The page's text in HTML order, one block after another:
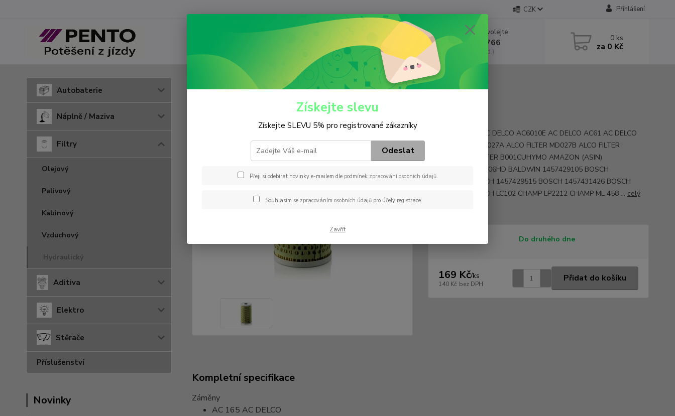
CZK Přihlášení
Nevíte si rady? Zavolejte.
+420 602 552 766
(Po-Pá, 6:30-15 hod.)
0 ks
za 0 Kč
Autobaterie
Náplně / Maziva
Filtry
Olejový
Palivový
Kabinový
Vzduchový
Hydraulický
Aditiva
Elektro
Stěrače
Příslušenství
Novinky
Hydraulický H 601
Záměny AC 165 AC DELCO AC6010E AC DELCO AC61 AC DELCO
FF3 AC DELCO MD027A ALCO FILTER MD027B ALCO FILTER
MD027C ALCO FILTER B001CUHYMO AMAZON (ASIN)
P106 BALDWIN P106HD BALDWIN 1457429105 BOSCH
1457429106 BOSCH 1457429515 BOSCH 1457431426 BOSCH
9451732603 BOSCH LC102 CHAMP LP2212 CHAMP ML 458 ... celý
Do druhého dne
169 Kč/ks
140 Kč bez DPH
Přidat do košíku
Kompletní specifikace
Záměny
AC 165 AC DELCO
Získejte slevu
Získejte SLEVU 5% pro registrované zákazníky
Odeslat
Přeji si odebírat novinky e-mailem dle podmínek zpracování osobních údajů.
Souhlasím se zpracováním osobních údajůpro účely registrace.
Zavřít